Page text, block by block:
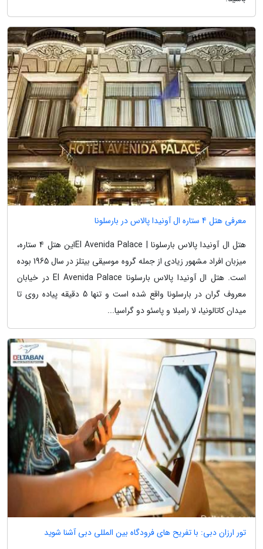
معرفی هتل 4 ستاره ال آونیدا پالاس در بارسلونا
هتل ال آونیدا پالاس بارسلونا | El Avenida Palaceاین هتل 4 ستاره،
میزبان افراد مشهور زیادی از جمله گروه موسیقی بیتلز در سال 1965 بوده
است. هتل ال آونیدا پالاس بارسلونا El Avenida Palace در خیابان
معروف گران در بارسلونا واقع شده است و تنها 5 دقیقه پیاده روی تا
میدان کاتالونیا، لا رامبلا و پاسئو دو گراسیا...
تور ارزان دبی: با تفریح های فرودگاه بین المللی دبی آشنا شوید